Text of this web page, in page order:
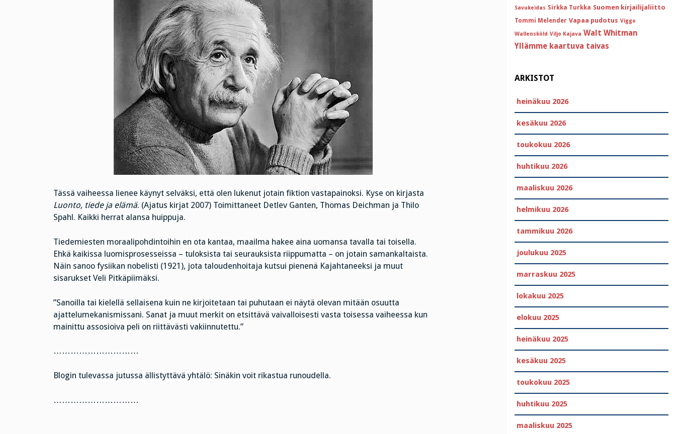
Tässä vaiheessa lienee käynyt selväksi, että olen lukenut jotain fiktion vastapainoksi. Kyse on kirjasta
Luonto, tiede ja elämä. (Ajatus kirjat 2007) Toimittaneet Detlev Ganten, Thomas Deichman ja Thilo
Spahl. Kaikki herrat alansa huippuja.
Tiedemiesten moraalipohdintoihin en ota kantaa, maailma hakee aina uomansa tavalla tai toisella.
Ehkä kaikissa luomisprosesseissa – tuloksista tai seurauksista riippumatta – on jotain samankaltaista.
Näin sanoo fysiikan nobelisti (1921), jota taloudenhoitaja kutsui pienenä Kajahtaneeksi ja muut
sisarukset Veli Pitkäpiimäksi.
”Sanoilla tai kielellä sellaisena kuin ne kirjoitetaan tai puhutaan ei näytä olevan mitään osuutta
ajattelumekanismissani. Sanat ja muut merkit on etsittävä vaivalloisesti vasta toisessa vaiheessa kun
mainittu assosioiva peli on riittävästi vakiinnutettu.”
…………………………
Blogin tulevassa jutussa ällistyttävä yhtälö: Sinäkin voit rikastua runoudella.
…………………………
Savukeidas Sirkka Turkka Suomen kirjailijaliitto
Tommi Melender Vapaa pudotus Viggo
Wallensköld Viljo Kajava Walt Whitman
Yllämme kaartuva taivas
ARKISTOT
heinäkuu 2026
kesäkuu 2026
toukokuu 2026
huhtikuu 2026
maaliskuu 2026
helmikuu 2026
tammikuu 2026
joulukuu 2025
marraskuu 2025
lokakuu 2025
elokuu 2025
heinäkuu 2025
kesäkuu 2025
toukokuu 2025
huhtikuu 2025
maaliskuu 2025